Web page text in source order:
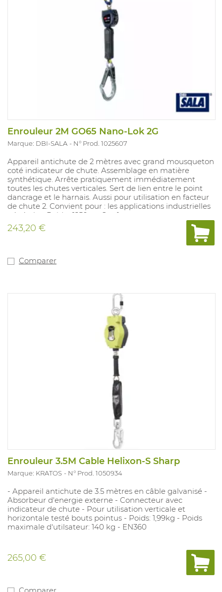
Enrouleur 2M GO65 Nano-Lok 2G
Marque: DBI-SALA N° Prod. 1025607
Appareil antichute de 2 mètres avec grand mousqueton
coté indicateur de chute. Assemblage en matière
synthétique. Arrête pratiquement immédiatement
toutes les chutes verticales. Sert de lien entre le point
dancrage et le harnais. Aussi pour utilisation en facteur
de chute 2. Convient pour : les applications industrielles
générales. Poids : 1250 gr. Conforme aux normes :
EN360.
243,20 €
Comparer
Enrouleur 3.5M Cable Helixon-S Sharp
Marque: KRATOS N° Prod. 1050934
- Appareil antichute de 3.5 mètres en câble galvanisé -
Absorbeur d'energie externe - Connecteur avec
indicateur de chute - Pour utilisation verticale et
horizontale testé bouts pointus - Poids: 1,99kg - Poids
maximale d'utilsateur: 140 kg - EN360
265,00 €
Comparer